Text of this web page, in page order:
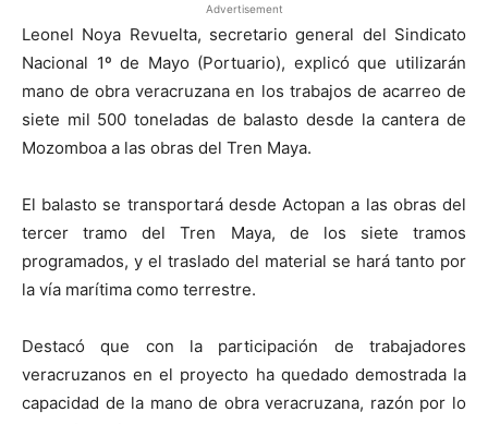
Advertisement
Leonel Noya Revuelta, secretario general del Sindicato
Nacional 1º de Mayo (Portuario), explicó que utilizarán
mano de obra veracruzana en los trabajos de acarreo de
siete mil 500 toneladas de balasto desde la cantera de
Mozomboa a las obras del Tren Maya.
El balasto se transportará desde Actopan a las obras del
tercer tramo del Tren Maya, de los siete tramos
programados, y el traslado del material se hará tanto por
la vía marítima como terrestre.
Destacó que con la participación de trabajadores
veracruzanos en el proyecto ha quedado demostrada la
capacidad de la mano de obra veracruzana, razón por lo